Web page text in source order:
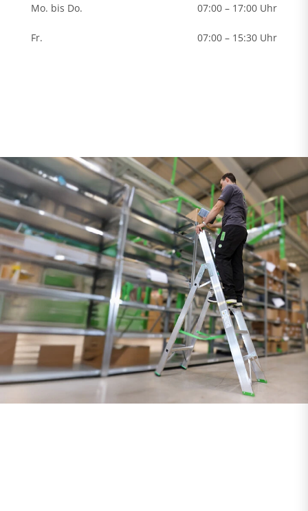
Mo. bis Do. 07:00 – 17:00 Uhr
Fr. 07:00 – 15:30 Uhr